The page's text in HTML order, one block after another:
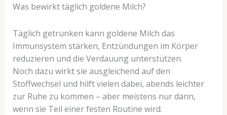
Was bewirkt täglich goldene Milch?
Täglich getrunken kann goldene Milch das
Immunsystem stärken, Entzündungen im Körper
reduzieren und die Verdauung unterstützen.
Noch dazu wirkt sie ausgleichend auf den
Stoffwechsel und hilft vielen dabei, abends leichter
zur Ruhe zu kommen – aber meistens nur dann,
wenn sie Teil einer festen Routine wird.